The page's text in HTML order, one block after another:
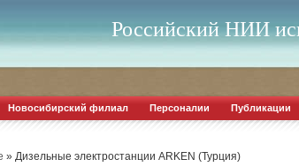
Российский НИИ
Новосибирский филиал Персоналии Публикации
» Дизельные электростанции ARKEN (Турция)